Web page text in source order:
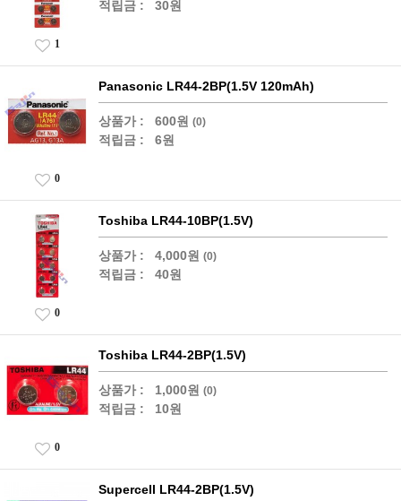
적립금 : 30원
1
Panasonic LR44-2BP(1.5V 120mAh)
상품가 : 600원 (0)
적립금 : 6원
0
Toshiba LR44-10BP(1.5V)
상품가 : 4,000원 (0)
적립금 : 40원
0
Toshiba LR44-2BP(1.5V)
상품가 : 1,000원 (0)
적립금 : 10원
0
Supercell LR44-2BP(1.5V)